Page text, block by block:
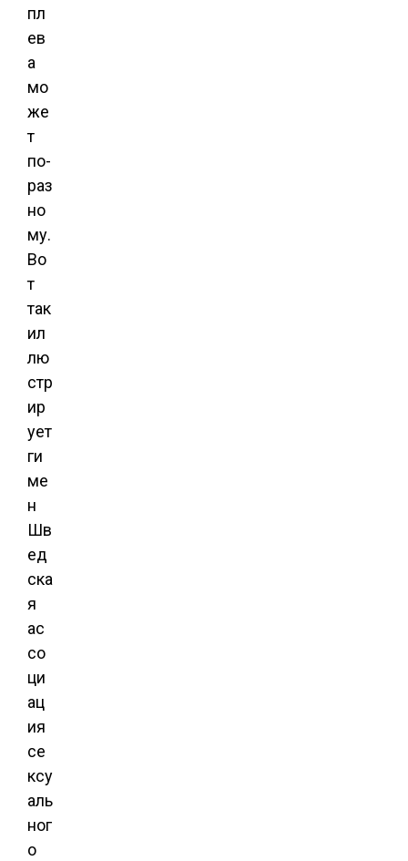
пл
ев
а
мо
же
т
по-
раз
но
му.
Во
т
так
ил
лю
стр
ир
ует
ги
ме
н
Шв
ед
ска
я
ас
со
ци
ац
ия
се
ксу
аль
ног
о